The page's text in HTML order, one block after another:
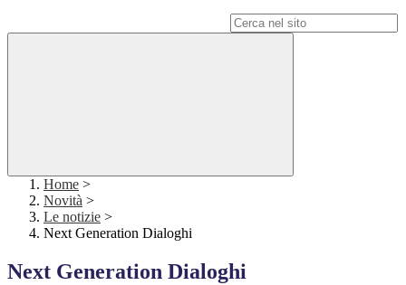
Home >
Novità >
Le notizie >
Next Generation Dialoghi
Next Generation Dialoghi